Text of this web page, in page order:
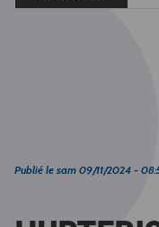
Publié le sam 09/11/2024 -